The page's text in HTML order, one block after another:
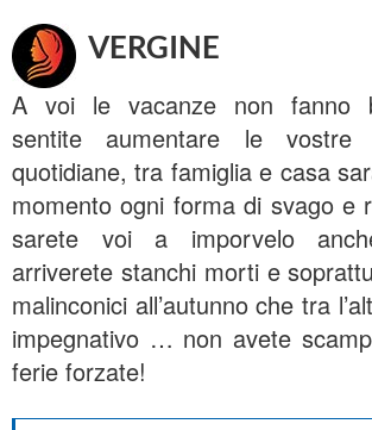
VERGINE
A voi le vacanze non fanno
sentite aumentare le vostre
quotidiane, tra famiglia e casa
momento ogni forma di svago e
sarete voi a imporvelo
arriverete stanchi morti e
malinconici all’autunno che tra
impegnativo … non avete
ferie forzate!